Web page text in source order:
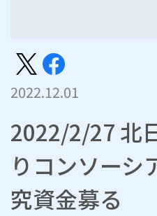
2022.12.01
2022/2/27 北
りコンソー
究資金募る